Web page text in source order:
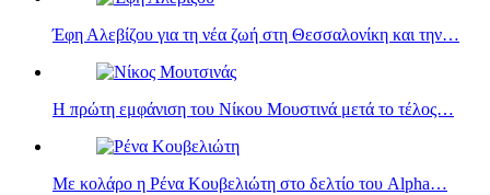
Έφη Αλεβίζου για τη νέα ζωή στη Θεσσαλονίκη και την…
Η πρώτη εμφάνιση του Νίκου Μουστινά μετά το τέλος…
Με κολάρο η Ρένα Κουβελιώτη στο δελτίο του Alpha…